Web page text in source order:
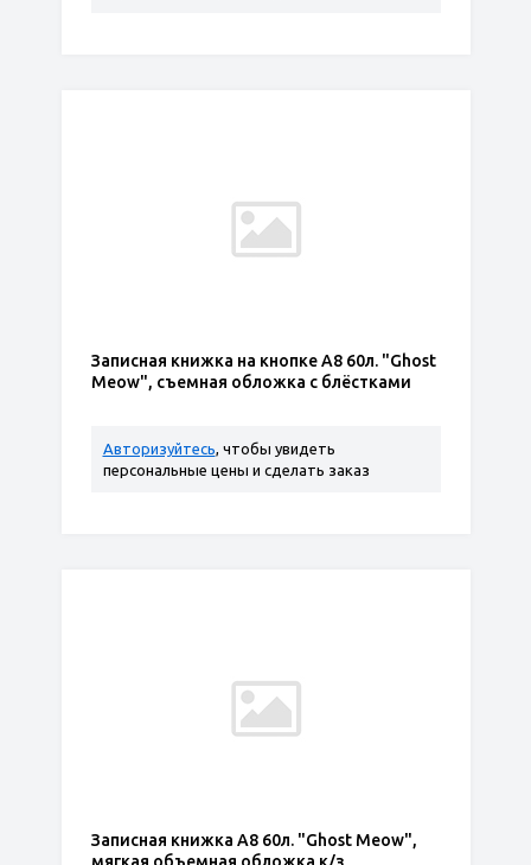
Записная книжка на кнопке А8 60л. "Ghost
Meow", съемная обложка с блёстками
Авторизуйтесь, чтобы увидеть
персональные цены и сделать заказ
Записная книжка А8 60л. "Ghost Meow",